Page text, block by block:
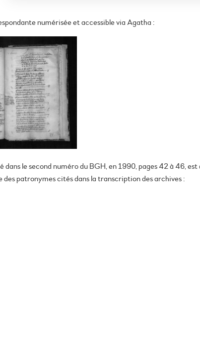
numérisée et accessible via Agatha :
dans le second numéro du BGH, en 1990, pages 42 à 46,
patronymes cités dans la transcription des archives :